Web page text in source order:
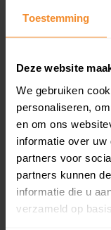
Toestemming
Deze website
We gebruiken
personaliseren,
en om ons
informatie over
partners voor
partners kunnen
informatie die u
verzameld op
Een overzicht
en koopdatum)
Bekijk
Direct